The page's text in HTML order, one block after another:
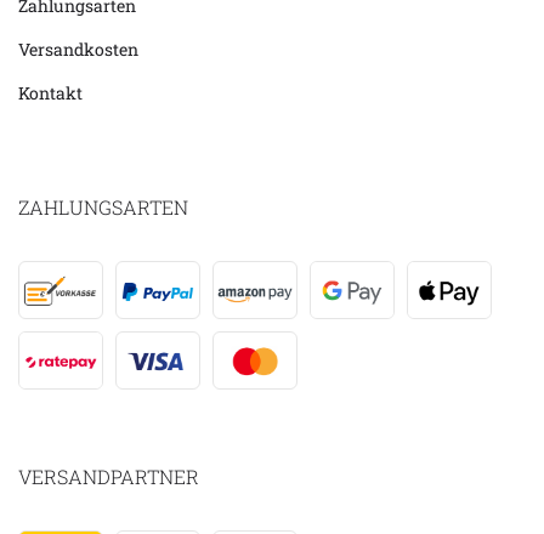
Zahlungsarten
Versandkosten
Kontakt
ZAHLUNGSARTEN
VERSANDPARTNER